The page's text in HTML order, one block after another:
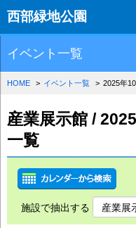
西部緑地公園
イベント一覧
HOME イベント一覧 2025年
産業展示館 /
一覧
施設で抽出する